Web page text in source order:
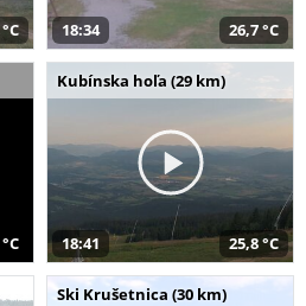
18:34 26,7 °C
Kubínska hoľa (29 km)
18:41 25,8 °C
Ski Krušetnica (30 km)